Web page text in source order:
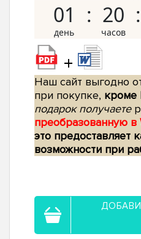
01 20
+
Наш сайт выгодно
при покупке, кроме
подарок получаете
преобразованную в
это предоставляет
возможности при